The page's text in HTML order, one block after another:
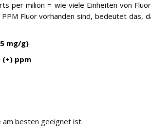
per milion = wie viele Einheiten von
Fluor vorhanden sind, bedeutet das,
mg/g)
(+) ppm
am besten geeignet ist.